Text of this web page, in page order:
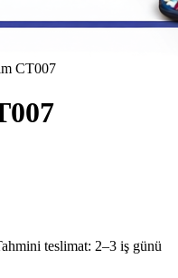
CT007
teslimat: 2–3 iş günü